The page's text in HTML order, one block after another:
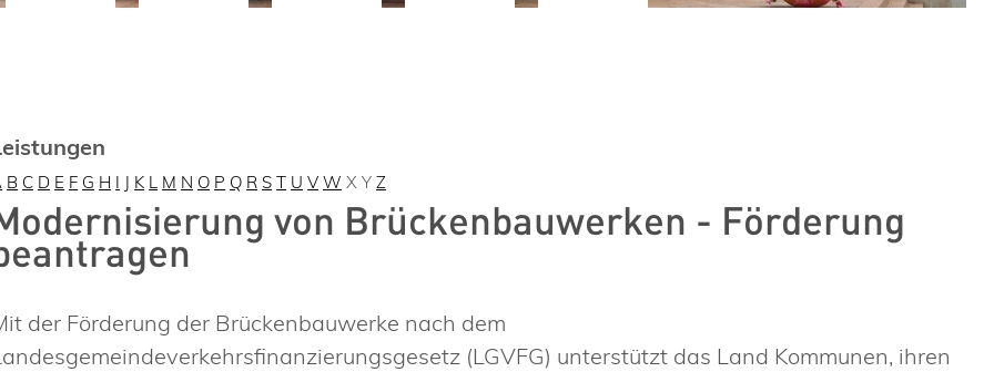
B C D E F G H I J K L M N O P Q R S T U V W X Y Z
von Brückenbauwerken - Förderung
der Förderung der Brückenbauwerke nach dem
(LGVFG) unterstützt das Land Kommunen, ihren